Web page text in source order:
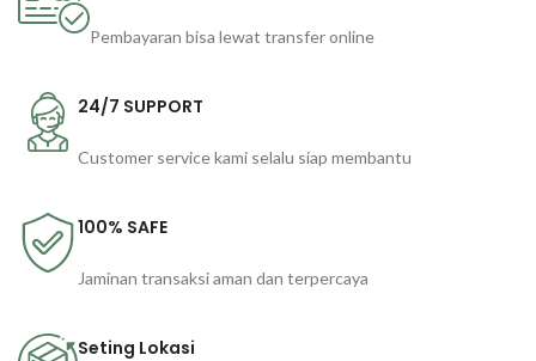
Pembayaran bisa lewat transfer online
24/7 SUPPORT
Customer service kami selalu siap membantu
100% SAFE
Jaminan transaksi aman dan terpercaya
Seting Lokasi